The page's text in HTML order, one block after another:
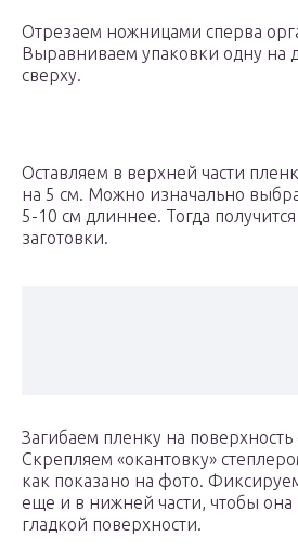
Отрезаем ножницами сперва
Выравниваем упаковки одну на
сверху.
Оставляем в верхней части
на 5 см. Можно изначально
5-10 см длиннее. Тогда
заготовки.
Загибаем пленку на
Скрепляем «окантовку»
как показано на фото.
еще и в нижней части, чтобы она
гладкой поверхности.